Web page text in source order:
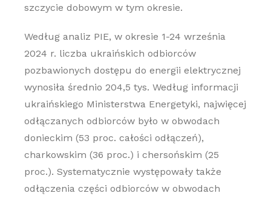
szczycie dobowym w tym okresie.
Według analiz PIE, w okresie 1-24 września
2024 r. liczba ukraińskich odbiorców
pozbawionych dostępu do energii elektrycznej
wynosiła średnio 204,5 tys. Według informacji
ukraińskiego Ministerstwa Energetyki, najwięcej
odłączanych odbiorców było w obwodach
donieckim (53 proc. całości odłączeń),
charkowskim (36 proc.) i chersońskim (25
proc.). Systematycznie występowały także
odłączenia części odbiorców w obwodach